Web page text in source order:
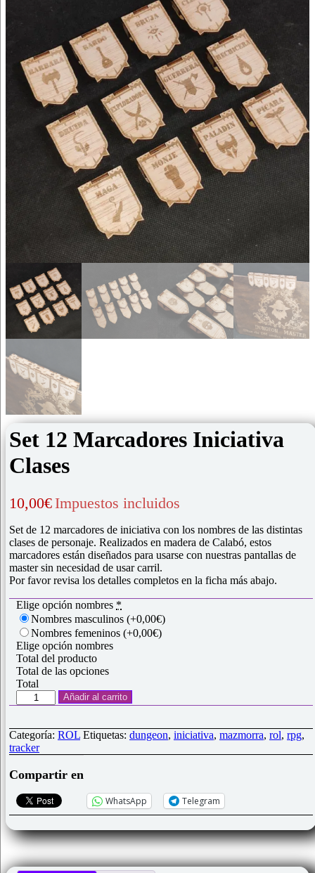
Set 12 Marcadores Iniciativa
Clases
10,00€ Impuestos incluidos
Set de 12 marcadores de iniciativa con los nombres de las distintas
clases de personaje. Realizados en madera de Calabó, estos
marcadores están diseñados para usarse con nuestras pantallas de
master sin necesidad de usar carril.
Por favor revisa los detalles completos en la ficha más abajo.
Elige opción nombres *
Nombres masculinos (+0,00€)
Nombres femeninos (+0,00€)
Elige opción nombres
Total del producto
Total de las opciones
Total
12
Iniciativa
Clases
cantidad
Añadir al carrito
Categoría: ROL Etiquetas: dungeon, iniciativa, mazmorra, rol, rpg,
tracker
Compartir en
WhatsApp Telegram